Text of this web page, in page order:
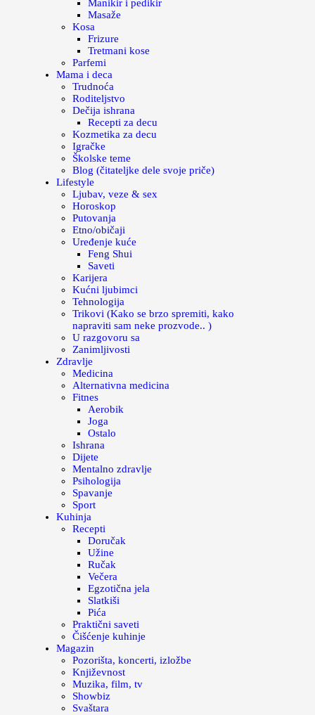
Manikir i pedikir
Masaže
Kosa
Frizure
Tretmani kose
Parfemi
Mama i deca
Trudnoća
Roditeljstvo
Dečija ishrana
Recepti za decu
Kozmetika za decu
Igračke
Školske teme
Blog (čitateljke dele svoje priče)
Lifestyle
Ljubav, veze & sex
Horoskop
Putovanja
Etno/običaji
Uređenje kuće
Feng Shui
Saveti
Karijera
Kućni ljubimci
Tehnologija
Trikovi (Kako se brzo spremiti, kako
napraviti sam neke prozvode.. )
U razgovoru sa
Zanimljivosti
Zdravlje
Medicina
Alternativna medicina
Fitnes
Aerobik
Joga
Ostalo
Ishrana
Dijete
Mentalno zdravlje
Psihologija
Spavanje
Sport
Kuhinja
Recepti
Doručak
Užine
Ručak
Večera
Egzotična jela
Slatkiši
Pića
Praktični saveti
Čišćenje kuhinje
Magazin
Pozorišta, koncerti, izložbe
Književnost
Muzika, film, tv
Showbiz
Svaštara